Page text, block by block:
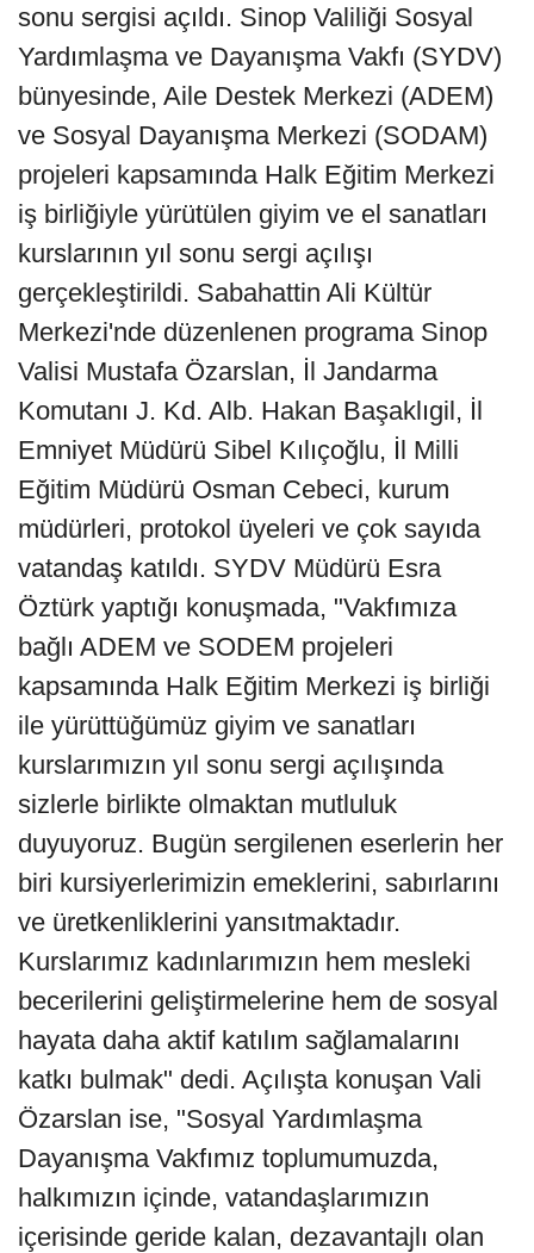
sonu sergisi açıldı. Sinop Valiliği Sosyal
Yardımlaşma ve Dayanışma Vakfı (SYDV)
bünyesinde, Aile Destek Merkezi (ADEM)
ve Sosyal Dayanışma Merkezi (SODAM)
projeleri kapsamında Halk Eğitim Merkezi
iş birliğiyle yürütülen giyim ve el sanatları
kurslarının yıl sonu sergi açılışı
gerçekleştirildi. Sabahattin Ali Kültür
Merkezi'nde düzenlenen programa Sinop
Valisi Mustafa Özarslan, İl Jandarma
Komutanı J. Kd. Alb. Hakan Başaklıgil, İl
Emniyet Müdürü Sibel Kılıçoğlu, İl Milli
Eğitim Müdürü Osman Cebeci, kurum
müdürleri, protokol üyeleri ve çok sayıda
vatandaş katıldı. SYDV Müdürü Esra
Öztürk yaptığı konuşmada, "Vakfımıza
bağlı ADEM ve SODEM projeleri
kapsamında Halk Eğitim Merkezi iş birliği
ile yürüttüğümüz giyim ve sanatları
kurslarımızın yıl sonu sergi açılışında
sizlerle birlikte olmaktan mutluluk
duyuyoruz. Bugün sergilenen eserlerin her
biri kursiyerlerimizin emeklerini, sabırlarını
ve üretkenliklerini yansıtmaktadır.
Kurslarımız kadınlarımızın hem mesleki
becerilerini geliştirmelerine hem de sosyal
hayata daha aktif katılım sağlamalarını
katkı bulmak" dedi. Açılışta konuşan Vali
Özarslan ise, "Sosyal Yardımlaşma
Dayanışma Vakfımız toplumumuzda,
halkımızın içinde, vatandaşlarımızın
içerisinde geride kalan, dezavantajlı olan